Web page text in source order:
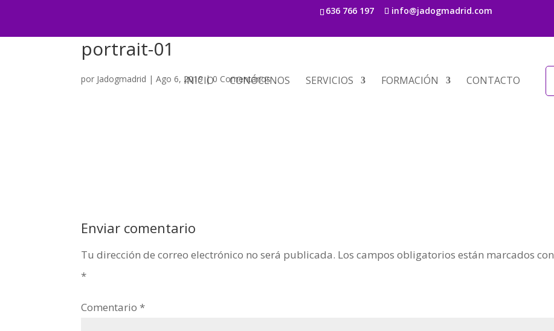
636 766 197
info@jadogmadrid.com
INICIO CONÓCENOS SERVICIOS FORMACIÓN CONTACTO
portrait-01
por Jadogmadrid |Ago 6, 2019|0 Comentarios
Enviar comentario
Tu dirección de correo electrónico no será publicada. Los campos obligatorios están marcados con
*
Comentario *